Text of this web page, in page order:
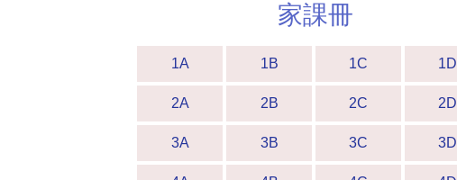
家課冊
1A 1B 1C 1D
2A 2B 2C 2D
3A 3B 3C 3D